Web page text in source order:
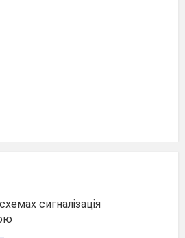
сигналізація